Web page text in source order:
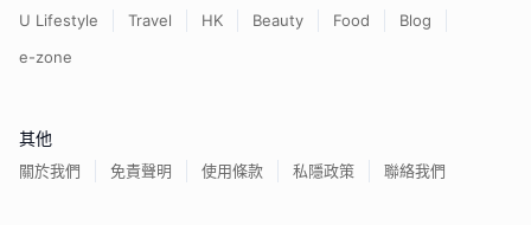
U Lifestyle Travel HK Beauty Food
Blog
e-zone
其他
關於我們 免責聲明 使用條款 私隱政策 聯絡我們